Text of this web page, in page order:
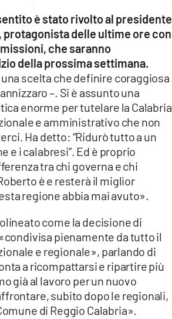
è stato rivolto al presidente
protagonista delle ultime ore con
che saranno
della prossima settimana.
scelta che definire coraggiosa
–. Si è assunto una
enorme per tutelare la Calabria
e amministrativo che non
Ha detto: “Ridurò tutto a un
e i calabresi”. Ed è proprio
tra chi governa e chi
è e resterà il miglior
regione abbia mai avuto».
come la decisione di
pienamente da tutto il
e regionale», parlando di
a ricompattarsi e ripartire più
già al lavoro per un nuovo
subito dopo le regionali,
di Reggio Calabria».